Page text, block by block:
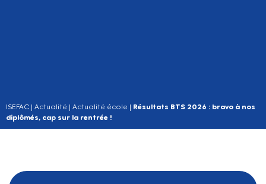
ISEFAC | Actualité | Actualité école | Résultats BTS 2026 : bravo à nos
diplômés, cap sur la rentrée !